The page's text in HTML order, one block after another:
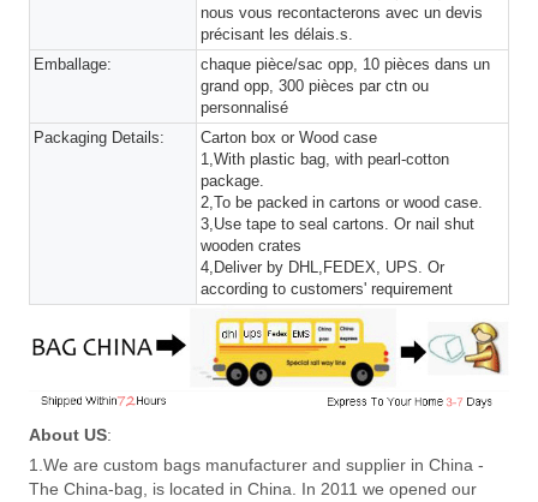
nous vous recontacterons avec un devis
précisant les délais.s.
Emballage:
chaque pièce/sac opp, 10 pièces dans un
grand opp, 300 pièces par ctn ou
personnalisé
Packaging Details:
Carton box or Wood case
1,With plastic bag, with pearl-cotton
package.
2,To be packed in cartons or wood case.
3,Use tape to seal cartons. Or nail shut
wooden crates
4,Deliver by DHL,FEDEX, UPS. Or
according to customers' requirement
About US:
1.We are custom bags manufacturer and supplier in China -
The China-bag, is located in China. In 2011 we opened our